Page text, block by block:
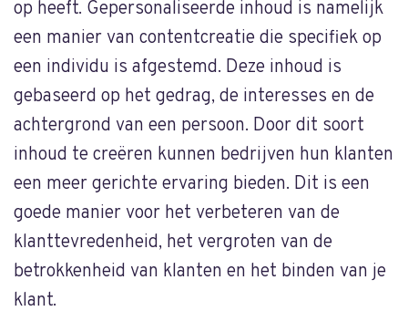
op heeft. Gepersonaliseerde inhoud is namelijk
een manier van contentcreatie die specifiek op
een individu is afgestemd. Deze inhoud is
gebaseerd op het gedrag, de interesses en de
achtergrond van een persoon. Door dit soort
inhoud te creëren kunnen bedrijven hun klanten
een meer gerichte ervaring bieden. Dit is een
goede manier voor het verbeteren van de
klanttevredenheid, het vergroten van de
betrokkenheid van klanten en het binden van je
klant.